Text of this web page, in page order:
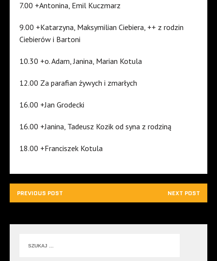
7.00 +Antonina, Emil Kuczmarz
9.00 +Katarzyna, Maksymilian Ciebiera, ++ z rodzin
Ciebierów i Bartoni
10.30 +o. Adam, Janina, Marian Kotula
12.00 Za parafian żywych i zmarłych
16.00 +Jan Grodecki
16.00 +Janina, Tadeusz Kozik od syna z rodziną
18.00 +Franciszek Kotula
PREVIOUS POST NEXT POST